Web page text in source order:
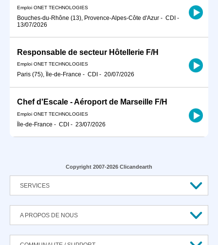
Emploi ONET TECHNOLOGIES
Bouches-du-Rhône (13), Provence-Alpes-Côte d'Azur - CDI -
13/07/2026
Responsable de secteur Hôtellerie F/H
Emploi ONET TECHNOLOGIES
Paris (75), Île-de-France - CDI - 20/07/2026
Chef d'Escale - Aéroport de Marseille F/H
Emploi ONET TECHNOLOGIES
Île-de-France - CDI - 23/07/2026
Copyright 2007-2026 Clicandearth
SERVICES
A PROPOS DE NOUS